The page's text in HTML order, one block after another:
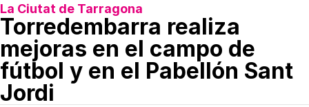
La Ciutat de Tarragona
Torredembarra realiza
mejoras en el campo de
fútbol y en el Pabellón Sant
Jordi